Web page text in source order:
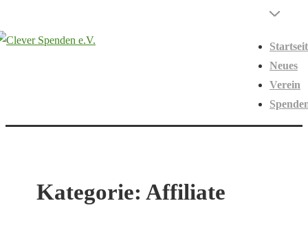
Zum
Menü
Neues
Verein
Kategorie: Affiliate